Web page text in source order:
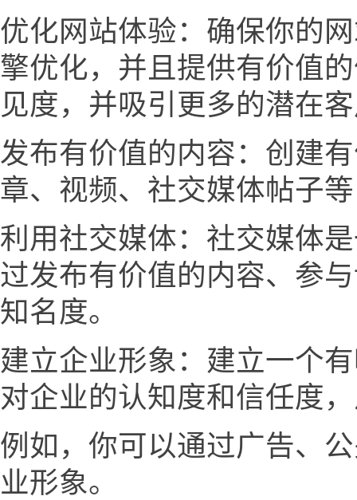
优化网站体验：确保你的
擎优化，并且提供有价值
见度，并吸引更多的潜在
发布有价值的内容：创建
章、视频、社交媒体帖子
利用社交媒体：社交媒体
过发布有价值的内容、参
知名度。
建立企业形象：建立一个
对企业的认知度和信任度
例如，你可以通过广告、
业形象。